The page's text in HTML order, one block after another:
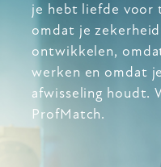
je hebt liefde voor
omdat je
ontwikkelen,
werken en omdat
afwisseling houdt.
ProfMatch.